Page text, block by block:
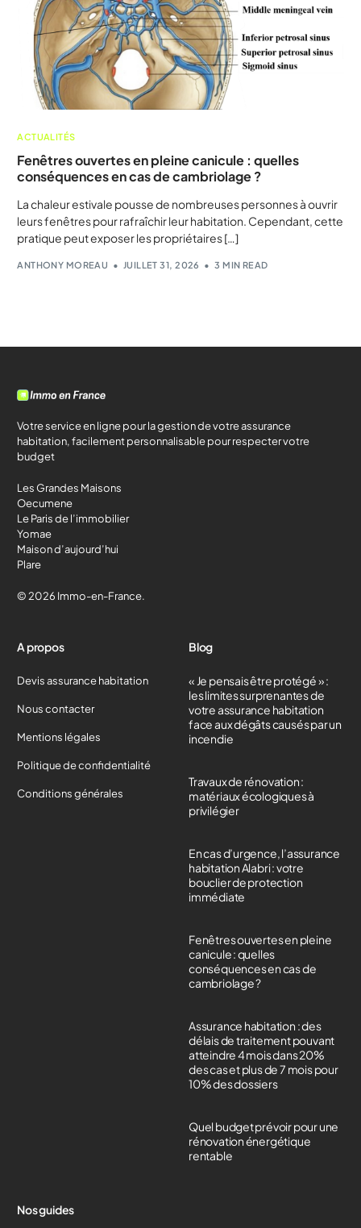
ACTUALITÉS
Fenêtres ouvertes en pleine canicule : quelles
conséquences en cas de cambriolage ?
La chaleur estivale pousse de nombreuses personnes à ouvrir
leurs fenêtres pour rafraîchir leur habitation. Cependant, cette
pratique peut exposer les propriétaires […]
ANTHONY MOREAU JUILLET 31, 2026 3 MIN READ
Votre service en ligne pour la gestion de votre assurance
habitation, facilement personnalisable pour respecter votre
budget
Les Grandes Maisons
Oecumene
Le Paris de l’immobilier
Yomae
Maison d’aujourd’hui
Plare
© 2026 Immo-en-France.
A propos
Devis assurance habitation
Nous contacter
Mentions légales
Politique de confidentialité
Conditions générales
Blog
« Je pensais être protégé » :
les limites surprenantes de
votre assurance habitation
face aux dégâts causés par un
incendie
Travaux de rénovation :
matériaux écologiques à
privilégier
En cas d’urgence, l’assurance
habitation Alabri : votre
bouclier de protection
immédiate
Fenêtres ouvertes en pleine
canicule : quelles
conséquences en cas de
cambriolage ?
Assurance habitation : des
délais de traitement pouvant
atteindre 4 mois dans 20%
des cas et plus de 7 mois pour
10% des dossiers
Quel budget prévoir pour une
rénovation énergétique
rentable
Nos guides